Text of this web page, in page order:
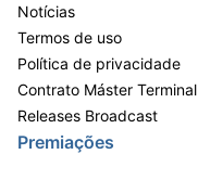
Notícias
Termos de uso
Política de privacidade
Contrato Máster Terminal
Releases Broadcast
Premiações